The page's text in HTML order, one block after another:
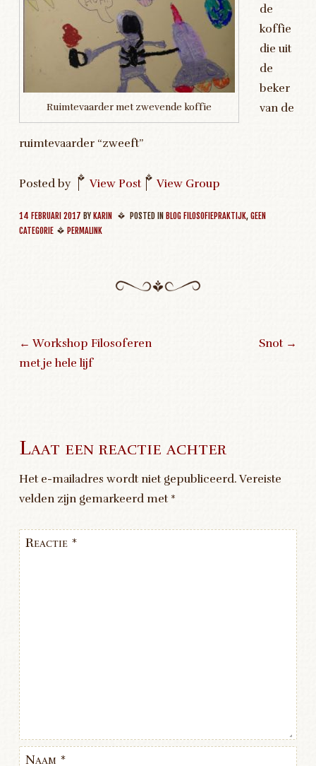
Ruimtevaarder met zwevende koffie
de
koffie
die uit
de
beker
van de
ruimtevaarder “zweeft”
Posted by | View Post | View Group
14 FEBRUARI 2017 BY KARIN POSTED IN BLOG FILOSOFIEPRAKTIJK,GEEN
CATEGORIE
PERMALINK
Post navigation
← Workshop Filosoferen
met je hele lijf
Snot →
Laat een reactie achter
Het e-mailadres wordt niet gepubliceerd.Vereiste
velden zijn gemarkeerd met *
Reactie *
Naam *